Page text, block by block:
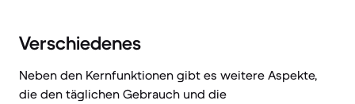
Verschiedenes
Neben den Kernfunktionen gibt es weitere Aspekte,
die den täglichen Gebrauch und die